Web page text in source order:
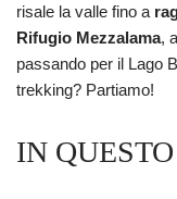
risale la valle fino a
Rifugio Mezzalama,
passando per il Lago
trekking? Partiamo!
IN